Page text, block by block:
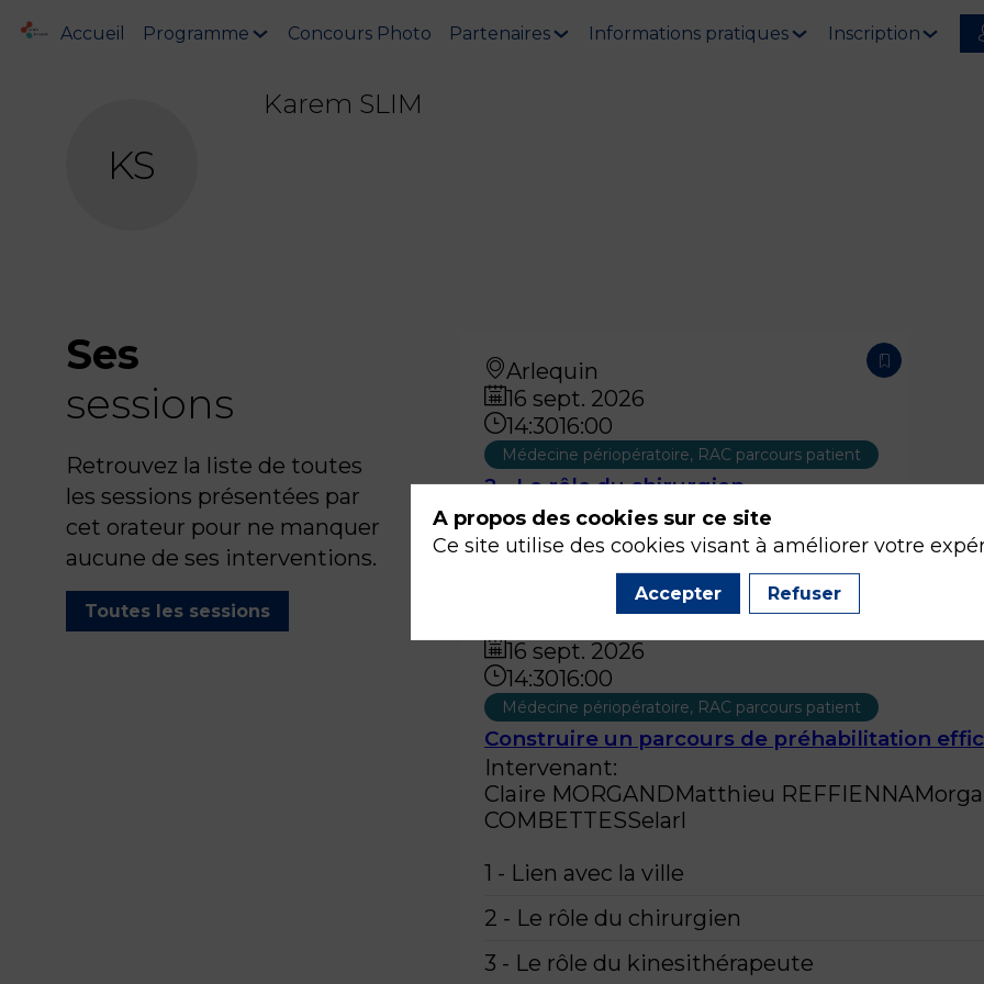
Accueil Programme Concours Photo Partenaires Informations pratiques Inscription
KS
Karem SLIM
Ses
sessions
Retrouvez la liste de toutes
les sessions présentées par
cet orateur pour ne manquer
aucune de ses interventions.
Toutes les sessions
Arlequin
16 sept. 2026
14:3016:00
Médecine périopératoire, RAC parcours patient
2 - Le rôle du chirurgien
Intervenant:
Karem SLIM
16 sept. 2026
14:3016:00
Médecine périopératoire, RAC parcours patient
Construire un parcours de préhabilitation
Intervenant:
Claire MORGANDMatthieu REFFIENNA
COMBETTESSelarl
1 - Lien avec la ville
2 - Le rôle du chirurgien
3 - Le rôle du kinesithérapeute
A propos des cookies sur ce site
Ce site utilise des cookies visant à améliorer votre
Accepter Refuser